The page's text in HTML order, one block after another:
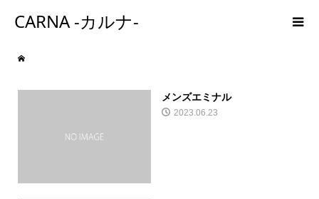
CARNA -カルナ-
メンズエミナル
2023.06.23